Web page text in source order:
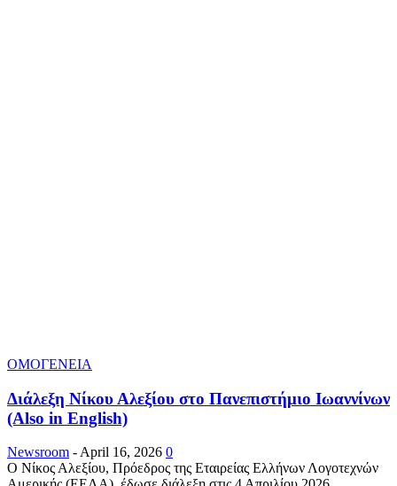
ΟΜΟΓΕΝΕΙΑ
Διάλεξη Νίκου Αλεξίου στο Πανεπιστήμιο Ιωαννίνων
(Also in English)
Newsroom - April 16, 2026 0
Ο Νίκος Αλεξίου, Πρόεδρος της Εταιρείας Ελλήνων Λογοτεχνών